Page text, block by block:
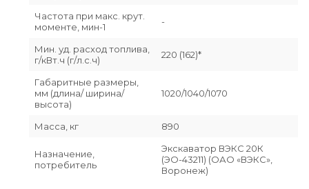
Частота при макс. крут.
моменте, мин-1
-
Мин. уд. расход топлива,
г/кВт.ч (г/л.с.ч)
220 (162)*
Габаритные размеры,
мм (длина/ ширина/
высота)
1020/1040/1070
Масса, кг 890
Назначение,
потребитель
Экскаватор ВЭКС 20К
(ЭО-43211) (ОАО «ВЭКС»,
Воронеж)